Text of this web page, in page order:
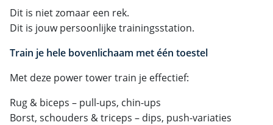
Dit is niet zomaar een rek.
Dit is jouw persoonlijke trainingsstation.
Train je hele bovenlichaam met één toestel
Met deze power tower train je effectief:
Rug & biceps – pull-ups, chin-ups
Borst, schouders & triceps – dips, push-variaties